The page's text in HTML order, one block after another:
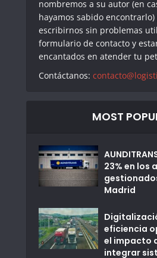
nombremos a su autor (en
hayamos sabido encontrarlo)
escribirnos sin problemas
formulario de contacto y
encantados en atender tu
Contáctanos:
MOST
23% en los
Madrid
eficiencia
el impacto
integrar